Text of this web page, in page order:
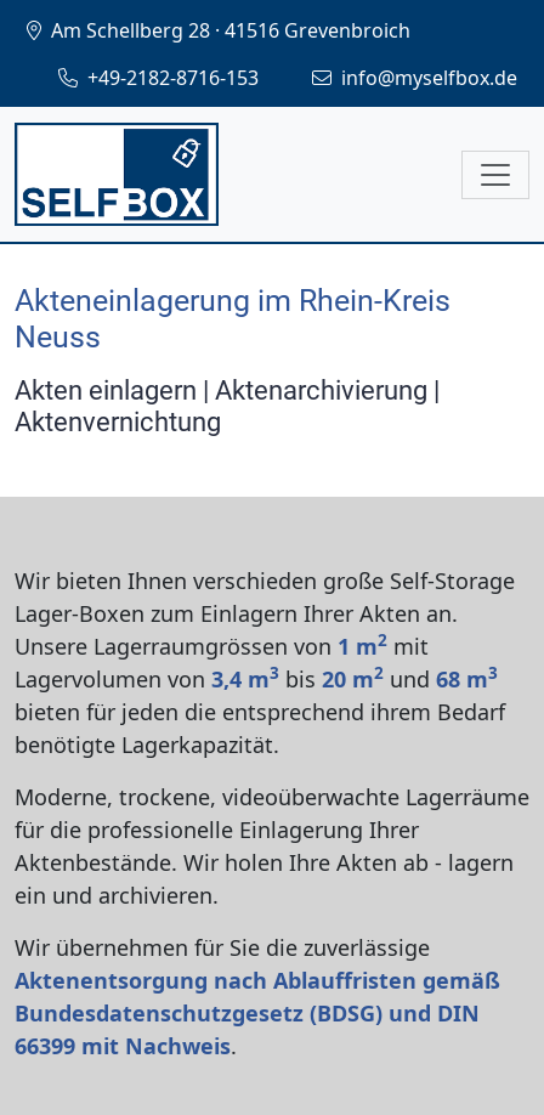
Am Schellberg 28 · 41516 Grevenbroich
+49-2182-8716-153
info@myselfbox.de
Akteneinlagerung im Rhein-Kreis
Neuss
Akten einlagern | Aktenarchivierung |
Aktenvernichtung
Wir bieten Ihnen verschieden große Self-Storage
Lager-Boxen zum Einlagern Ihrer Akten an.
Unsere Lagerraumgrössen von 1 m2 mit
Lagervolumen von 3,4 m3 bis 20 m2 und 68 m3
bieten für jeden die entsprechend ihrem Bedarf
benötigte Lagerkapazität.
Moderne, trockene, videoüberwachte Lagerräume
für die professionelle Einlagerung Ihrer
Aktenbestände. Wir holen Ihre Akten ab - lagern
ein und archivieren.
Wir übernehmen für Sie die zuverlässige
Aktenentsorgung nach Ablauffristen gemäß
Bundesdatenschutzgesetz (BDSG) und DIN
66399 mit Nachweis.